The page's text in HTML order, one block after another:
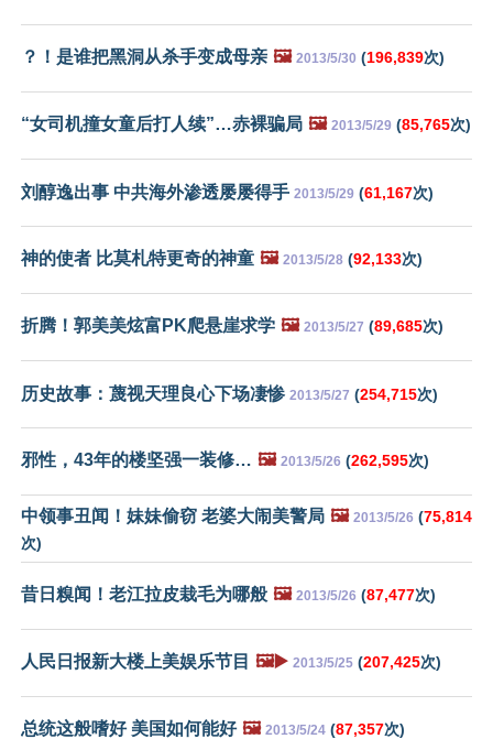
？！是谁把黑洞从杀手变成母亲 🖼️ 2013/5/30 (196,839次)
“女司机撞女童后打人续”…赤裸骗局 🖼️ 2013/5/29 (85,765次)
刘醇逸出事 中共海外渗透屡屡得手 2013/5/29 (61,167次)
神的使者 比莫札特更奇的神童 🖼️ 2013/5/28 (92,133次)
折腾！郭美美炫富PK爬悬崖求学 🖼️ 2013/5/27 (89,685次)
历史故事：蔑视天理良心下场凄惨 2013/5/27 (254,715次)
邪性，43年的楼坚强一装修… 🖼️ 2013/5/26 (262,595次)
中领事丑闻！妹妹偷窃 老婆大闹美警局 🖼️ 2013/5/26 (75,814
次)
昔日糗闻！老江拉皮栽毛为哪般 🖼️ 2013/5/26 (87,477次)
人民日报新大楼上美娱乐节目 🖼️▶️ 2013/5/25 (207,425次)
总统这般嗜好 美国如何能好 🖼️ 2013/5/24 (87,357次)